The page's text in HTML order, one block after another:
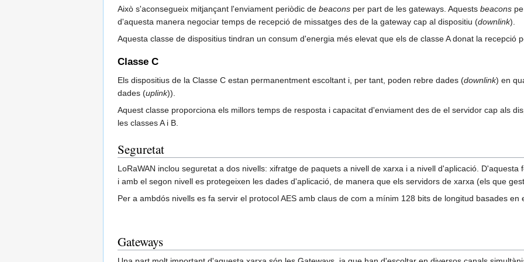
Això s'aconsegueix mitjançant l'enviament periòdic de beacons per part de les gateways. Aquests beacons
d'aquesta manera negociar temps de recepció de missatges des de la gateway cap al dispositiu (downlink).
Aquesta classe de dispositius tindran un consum d'energia més elevat que els de classe A donat la recepció
Classe C
Els dispositius de la Classe C estan permanentment escoltant i, per tant, poden rebre dades (downlink) en
dades (uplink)).
Aquest classe proporciona els millors temps de resposta i capacitat d'enviament des de el servidor cap als
les classes A i B.
Seguretat
LoRaWAN inclou seguretat a dos nivells: xifratge de paquets a nivell de xarxa i a nivell d'aplicació.
i amb el segon nivell es protegeixen les dades d'aplicació, de manera que els servidors de xarxa (els que
Per a ambdós nivells es fa servir el protocol AES amb claus de com a mínim 128 bits de longitud basades
Gateways